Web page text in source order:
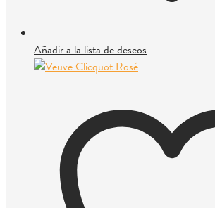
Añadir a la lista de deseos